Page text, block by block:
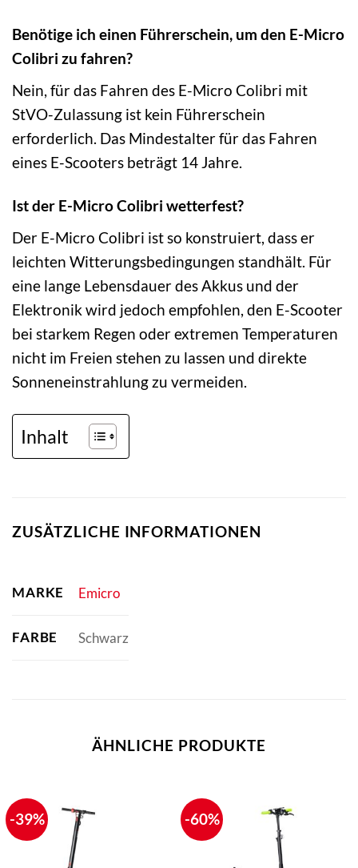
Benötige ich einen Führerschein, um den E-Micro
Colibri zu fahren?
Nein, für das Fahren des E-Micro Colibri mit
StVO-Zulassung ist kein Führerschein
erforderlich. Das Mindestalter für das Fahren
eines E-Scooters beträgt 14 Jahre.
Ist der E-Micro Colibri wetterfest?
Der E-Micro Colibri ist so konstruiert, dass er
leichten Witterungsbedingungen standhält. Für
eine lange Lebensdauer des Akkus und der
Elektronik wird jedoch empfohlen, den E-Scooter
bei starkem Regen oder extremen Temperaturen
nicht im Freien stehen zu lassen und direkte
Sonneneinstrahlung zu vermeiden.
Inhalt
ZUSÄTZLICHE INFORMATIONEN
MARKE Emicro
FARBE Schwarz
ÄHNLICHE PRODUKTE
-39% -60%